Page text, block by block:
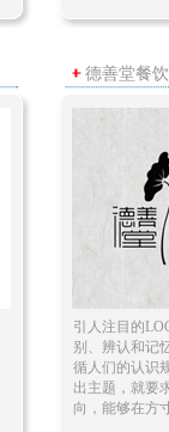
德善堂餐饮
引人注目的
别、辨认和记
循人们的认识
出主题，就要
向，能够在方